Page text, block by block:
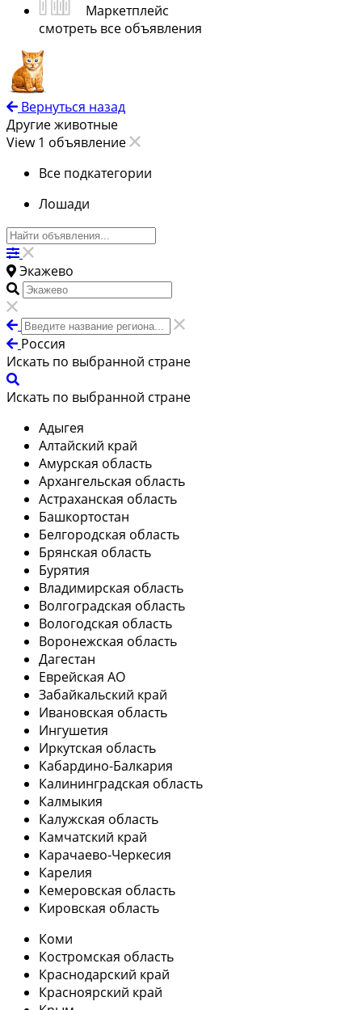
Маркетплейс
смотреть все объявления
Вернуться назад
Другие животные
View 1 объявление
Все подкатегории
Лошади
Экажево
Россия
Искать по выбранной стране
Искать по выбранной стране
Адыгея
Алтайский край
Амурская область
Архангельская область
Астраханская область
Башкортостан
Белгородская область
Брянская область
Бурятия
Владимирская область
Волгоградская область
Вологодская область
Воронежская область
Дагестан
Еврейская АО
Забайкальский край
Ивановская область
Ингушетия
Иркутская область
Кабардино-Балкария
Калининградская область
Калмыкия
Калужская область
Камчатский край
Карачаево-Черкесия
Карелия
Кемеровская область
Кировская область
Коми
Костромская область
Краснодарский край
Красноярский край